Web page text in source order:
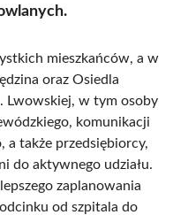
mieszkańców, a w
oraz Osiedla
Lwowskiej, w tym osoby
komunikacji
a także przedsiębiorcy,
do aktywnego udziału.
zaplanowania
od szpitala do